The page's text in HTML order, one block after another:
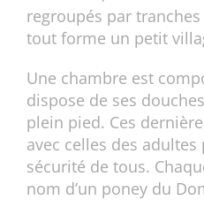
regroupés par tranches
tout forme un petit
Une chambre est
dispose de ses
plein pied. Ces
avec celles des
sécurité de tous.
nom d’un poney du